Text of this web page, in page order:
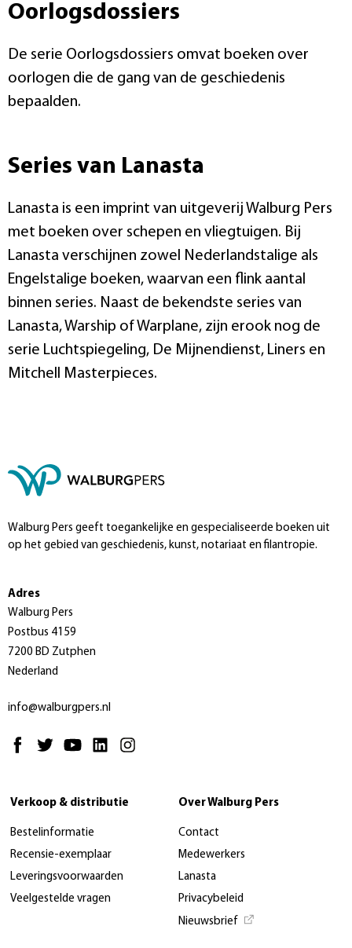
Oorlogsdossiers
De serie Oorlogsdossiers omvat boeken over
oorlogen die de gang van de geschiedenis
bepaalden.
Series van Lanasta
Lanasta is een imprint van uitgeverij Walburg Pers
met boeken over schepen en vliegtuigen. Bij
Lanasta verschijnen zowel Nederlandstalige als
Engelstalige boeken, waarvan een flink aantal
binnen series. Naast de bekendste series van
Lanasta, Warship of Warplane, zijn erook nog de
serie Luchtspiegeling, De Mijnendienst, Liners en
Mitchell Masterpieces.
Walburg Pers geeft toegankelijke en gespecialiseerde boeken uit
op het gebied van geschiedenis, kunst, notariaat en filantropie.
Adres
Walburg Pers
Postbus 4159
7200 BD Zutphen
Nederland
info@walburgpers.nl
Verkoop & distributie
Bestelinformatie
Recensie-exemplaar
Leveringsvoorwaarden
Veelgestelde vragen
Over Walburg Pers
Contact
Medewerkers
Lanasta
Privacybeleid
Nieuwsbrief